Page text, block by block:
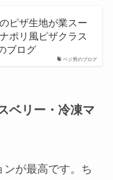
ベジ男のブログ
ピザ生地が業スー
ポリ風ピザクラス
ブログ
ベリー・冷凍マ
が最高です。ち